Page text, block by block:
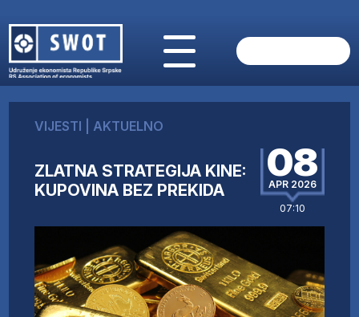
O NAMA
ANALIZE
KOMPANIJE
AKTIVNOSTI
SWOT INTERVJU
UČLANI SE
VIJESTI AKTUELNO
ZLATNA STRATEGIJA KINE:
KUPOVINA BEZ PREKIDA
08
APR 2026
07:10